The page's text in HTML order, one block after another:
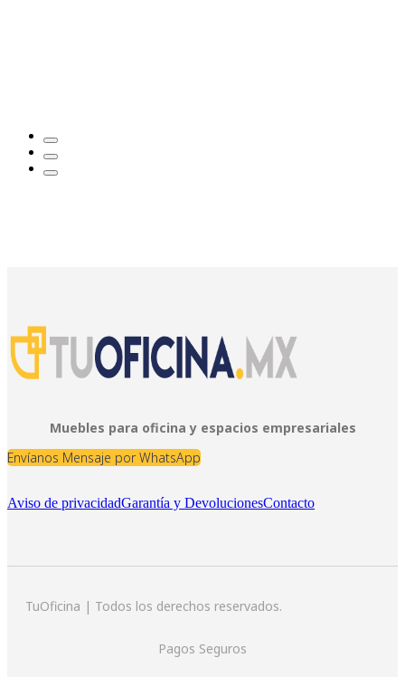
Muebles para oficina y espacios empresariales
Envíanos Mensaje por WhatsApp
Aviso de privacidadGarantía y DevolucionesContacto
TuOficina | Todos los derechos reservados.
Pagos Seguros